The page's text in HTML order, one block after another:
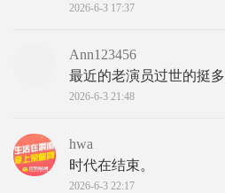
2026-6-3 17:37
Ann123456
最近的老演员过世的挺多
2026-6-3 21:48
hwa
时代在结束。
2026-6-3 22:17